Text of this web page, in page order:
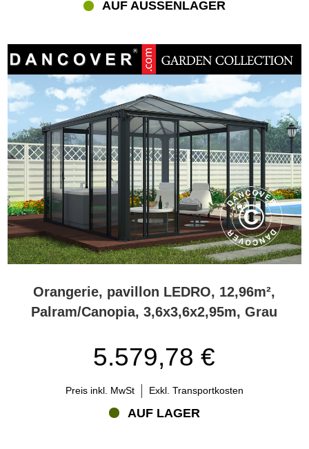
AUF AUSSENLAGER
Orangerie, pavillon LEDRO, 12,96m²,
Palram/Canopia, 3,6x3,6x2,95m, Grau
5.579,78 €
Preis inkl. MwSt Exkl. Transportkosten
AUF LAGER